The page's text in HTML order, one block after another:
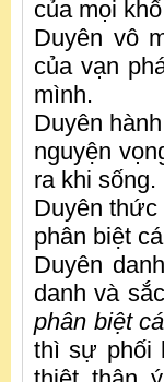
của mọi
Duyên vô
của vạn
mình.
Duyên
nguyện
ra khi sống.
Duyên thức
phân biệt
Duyên
danh và
phân biệt
thì sự phối